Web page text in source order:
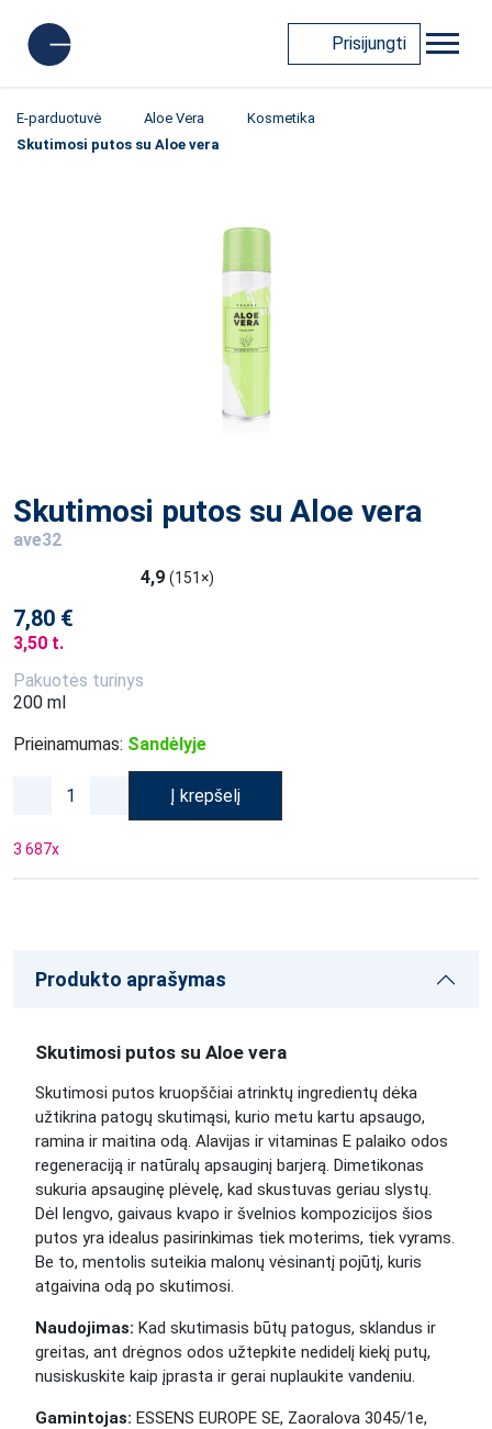
Prisijungti
E-parduotuvė Aloe Vera
Kosmetika
Skutimosi putos su Aloe vera
Skutimosi putos su Aloe vera
ave32
4,9 (151×)
7,80 €
3,50 t.
Pakuotės turinys
200 ml
Prieinamumas: Sandėlyje
Į krepšelį
3 687x
Produkto aprašymas
Skutimosi putos su Aloe vera
Skutimosi putos kruopščiai atrinktų ingredientų dėka
užtikrina patogų skutimąsi, kurio metu kartu apsaugo,
ramina ir maitina odą. Alavijas ir vitaminas E palaiko odos
regeneraciją ir natūralų apsauginį barjerą. Dimetikonas
sukuria apsauginę plėvelę, kad skustuvas geriau slystų.
Dėl lengvo, gaivaus kvapo ir švelnios kompozicijos šios
putos yra idealus pasirinkimas tiek moterims, tiek vyrams.
Be to, mentolis suteikia malonų vėsinantį pojūtį, kuris
atgaivina odą po skutimosi.
Naudojimas: Kad skutimasis būtų patogus, sklandus ir
greitas, ant drėgnos odos užtepkite nedidelį kiekį putų,
nusiskuskite kaip įprasta ir gerai nuplaukite vandeniu.
Gamintojas: ESSENS EUROPE SE, Zaoralova 3045/1e,